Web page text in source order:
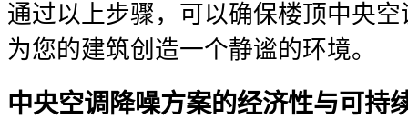
通过以上步骤，可以确保楼顶中央
为您的建筑创造一个静谧的环境。
中央空调降噪方案的经济性与可持